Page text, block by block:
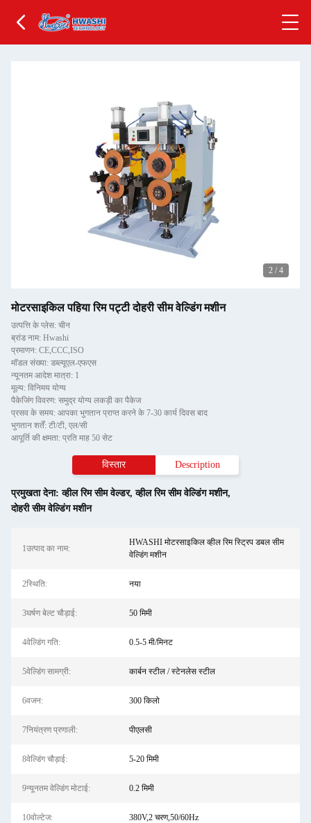
2 / 4
मोटरसाइकिल पहिया रिम पट्टी दोहरी सीम वेल्डिंग मशीन
उत्पत्ति के प्लेस: चीन
ब्रांड नाम: Hwashi
प्रमाणन: CE,CCC,ISO
मॉडल संख्या: डब्ल्यूएल-एफएस
न्यूनतम आदेश मात्रा: 1
मूल्य: विनिमय योग्य
पैकेजिंग विवरण: समुद्र योग्य लकड़ी का पैकेज
प्रसव के समय: आपका भुगतान प्राप्त करने के 7-30 कार्य दिवस बाद
भुगतान शर्तें: टी/टी, एल/सी
आपूर्ति की क्षमता: प्रति माह 50 सेट
विस्तार Description
प्रमुखता देना:व्हील रिम सीम वेल्डर,व्हील रिम सीम वेल्डिंग मशीन,
दोहरी सीम वेल्डिंग मशीन
1उत्पाद का नाम:
HWASHI मोटरसाइकिल व्हील रिम स्ट्रिप डबल सीम
वेल्डिंग मशीन
2स्थिति: नया
3घर्षण बेल्ट चौड़ाई: 50 मिमी
4वेल्डिंग गति: 0.5-5 मी/मिनट
5वेल्डिंग सामग्री: कार्बन स्टील / स्टेनलेस स्टील
6वजन: 300 किलो
7नियंत्रण प्रणाली: पीएलसी
8वेल्डिंग चौड़ाई: 5-20 मिमी
9न्यूनतम वेल्डिंग मोटाई: 0.2 मिमी
10वोल्टेज: 380V,2 चरण,50/60Hz